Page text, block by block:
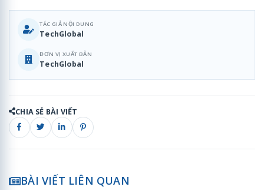
TÁC GIẢ NỘI DUNG
TechGlobal
ĐƠN VỊ XUẤT BẢN
TechGlobal
CHIA SẺ BÀI VIẾT
BÀI VIẾT LIÊN QUAN